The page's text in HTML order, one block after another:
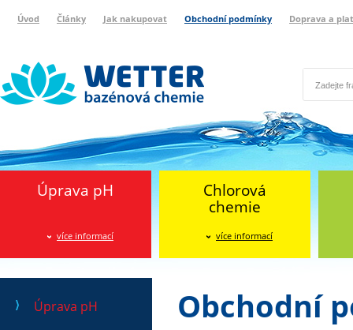
Úvod Články Jak nakupovat Obchodní podmínky Doprava a
Úprava pH
více informací
Chlorová
chemie
více informací
Úprava pH
Obchodní